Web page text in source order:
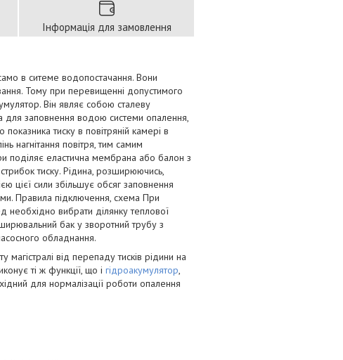
Інформація для замовлення
в ситеме водопостачання. Вони
Тому при перевищенні допустимого
Він являє собою сталеву
для заповнення водою системи опалення,
тиску в повітряній камері в
нагнітання повітря, тим самим
поділяє еластична мембрана або балон з
тиску. Рідина, розширюючись,
цієї сили збільшує обсяг заповнення
Правила підключення, схема При
необхідно вибрати ділянку теплової
бак у зворотний трубу з
обладнання.
від перепаду тисків рідини на
ті ж функції, що і гідроакумулятор
для нормалізації роботи опалення